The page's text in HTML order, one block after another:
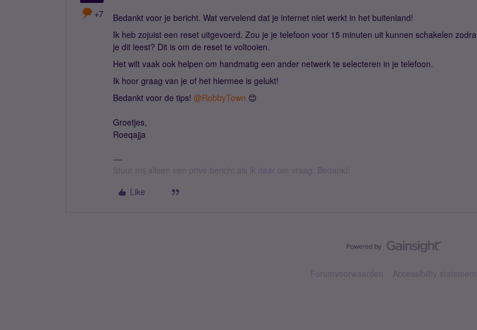
+7
Bedankt voor je bericht. Wat vervelend dat je internet niet werkt in het buitenland!
Ik heb zojuist een reset uitgevoerd. Zou je je telefoon voor 15 minuten uit kunnen schakelen zodra
je dit leest? Dit is om de reset te voltooien.
Het wilt vaak ook helpen om handmatig een ander netwerk te selecteren in je telefoon.
Ik hoor graag van je of het hiermee is gelukt!
Bedankt voor de tips! @RobbyTown 😊
Groetjes,
Roeqajja
Stuur mij alleen een privé bericht als ik daar om vraag. Bedankt!
Like
Forumvoorwaarden Accessibility statement